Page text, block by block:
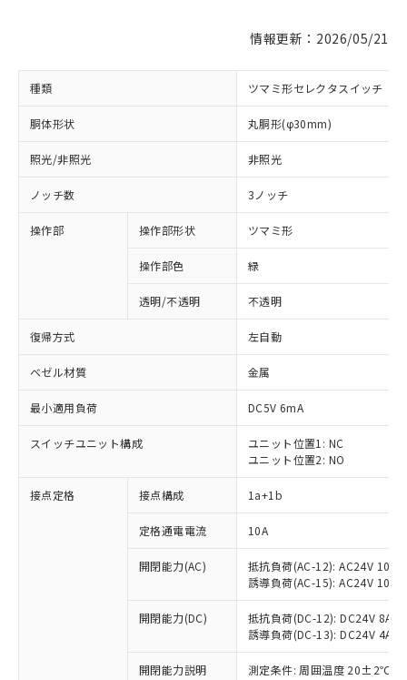
情報更新：2026/05/21
種類 ツマミ形セレクタスイッチ
胴体形状 丸胴形(φ30mm)
照光/非照光 非照光
ノッチ数 3ノッチ
操作部 操作部形状 ツマミ形
操作部色 緑
透明/不透明 不透明
復帰方式 左自動
ベゼル材質 金属
最小適用負荷 DC5V 6mA
スイッチユニット構成
ユニット位置1: NC
ユニット位置2: NO
接点定格 接点構成 1a+1b
定格通電電流 10A
開閉能力(AC)
抵抗負荷(AC-12): AC24V 10A/
誘導負荷(AC-15): AC24V
開閉能力(DC)
抵抗負荷(DC-12): DC24V 8A/
誘導負荷(DC-13): DC24V 4A/
開閉能力説明 測定条件: 周囲温度 20±2℃、
※1 対応状況
対応済み：EU RoHS指令（10物質）の
非含有に対応した製品が提供可能な商品で